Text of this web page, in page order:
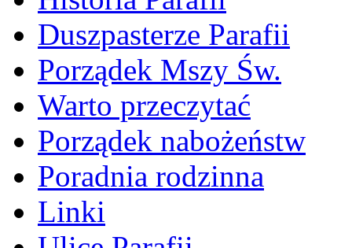
Duszpasterze Parafii
Porządek Mszy Św.
Warto przeczytać
Porządek nabożeństw
Poradnia rodzinna
Linki